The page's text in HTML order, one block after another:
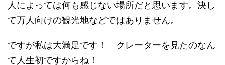
人によっては何も感じない場所だと思います。決し
て万人向けの観光地などではありません。
ですが私は大満足です！ クレーターを見たのなん
て人生初ですからね！